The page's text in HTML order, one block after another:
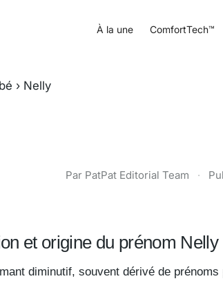
À la une ComfortTech™
› Nelly
Par PatPat Editorial Team ·
et origine du prénom Nelly
diminutif, souvent dérivé de